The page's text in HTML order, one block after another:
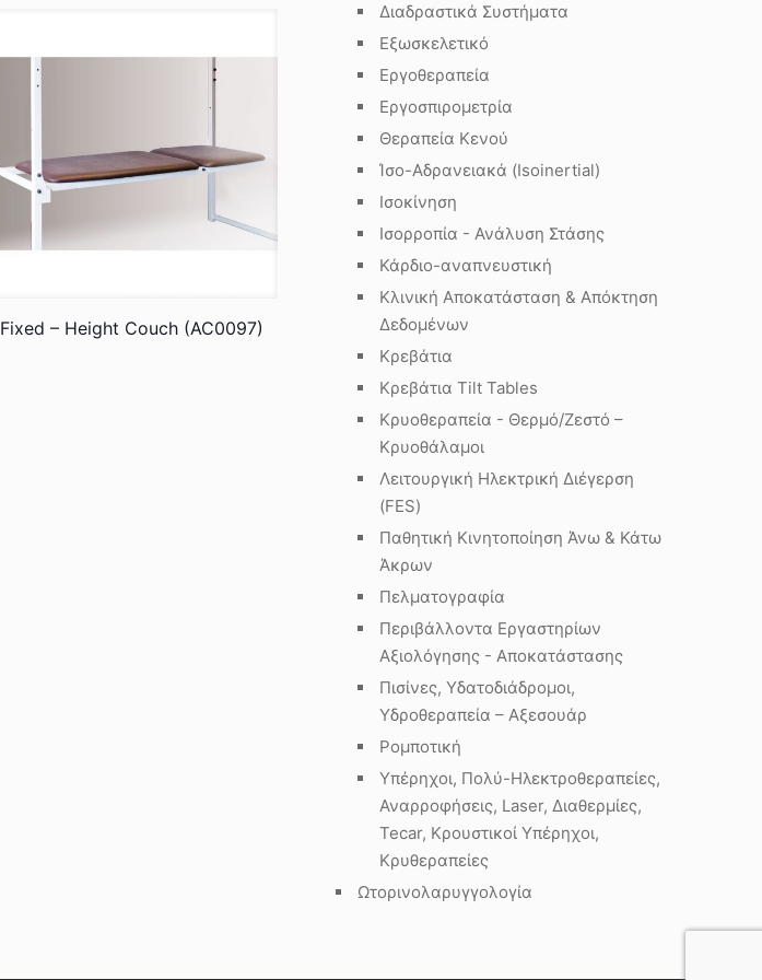
Fixed – Height Couch (AC0097)
Διαδραστικά Συστήματα
Εξωσκελετικό
Εργοθεραπεία
Εργοσπιρομετρία
Θεραπεία Κενού
Ίσο-Αδρανειακά (Isoinertial)
Ισοκίνηση
Ισορροπία - Ανάλυση Στάσης
Κάρδιο-αναπνευστική
Κλινική Αποκατάσταση & Απόκτηση
Δεδομένων
Κρεβάτια
Κρεβάτια Tilt Tables
Κρυοθεραπεία - Θερμό/Ζεστό –
Κρυοθάλαμοι
Λειτουργική Ηλεκτρική Διέγερση
(FES)
Παθητική Κινητοποίηση Άνω & Κάτω
Άκρων
Πελματογραφία
Περιβάλλοντα Εργαστηρίων
Αξιολόγησης - Αποκατάστασης
Πισίνες, Υδατοδιάδρομοι,
Υδροθεραπεία – Αξεσουάρ
Ρομποτική
Υπέρηχοι, Πολύ-Ηλεκτροθεραπείες,
Αναρροφήσεις, Laser, Διαθερμίες,
Tecar, Κρουστικοί Υπέρηχοι,
Κρυθεραπείες
Ωτορινολαρυγγολογία